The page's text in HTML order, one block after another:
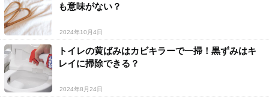
も意味がない？
2024年10月4日
トイレの黄ばみはカビキラーで一掃！黒ずみはキ
レイに掃除できる？
2024年8月24日